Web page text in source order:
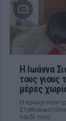
H Ιωάννα
τους γιους
μέρες
Η πρώην
παιδί τους